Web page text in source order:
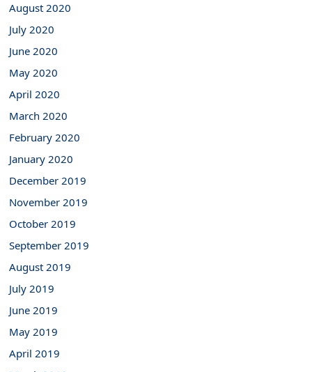
August 2020
July 2020
June 2020
May 2020
April 2020
March 2020
February 2020
January 2020
December 2019
November 2019
October 2019
September 2019
August 2019
July 2019
June 2019
May 2019
April 2019